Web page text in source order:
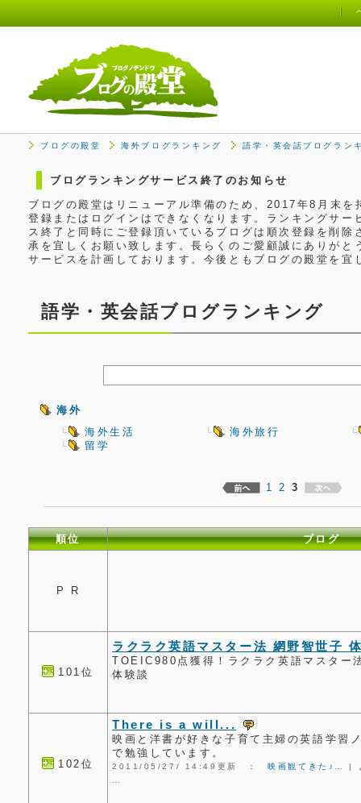
ブログの殿堂 海外ブログランキング 語学・英会話ブログラン
ブログランキングサービス終了のお知らせ
ブログの殿堂はリニューアル準備のため、2017年8月末
登録またはログインはできなくなります。ランキングサ
ス終了と同時にご登録頂いているブログは順次登録を削
承を宜しくお願い致します。長らくのご愛顧誠にありが
サービスを計画しております。今後ともブログの殿堂を宜
語学・英会話ブログランキング
海外
海外生活
海外旅行
留学
1 2 3
順位 ブログ
P R
101位
ラクラク英語マスター法 網野智世子
TOEIC980点獲得！ラクラク英語マスター
体験談
102位
There is a will...
映画と洋書が好きな子育て主婦の英語学習
で勉強しています。
2011/05/27/ 14:49更新 ：映画観てきた♪… |